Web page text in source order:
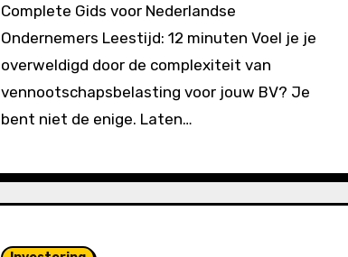
Complete Gids voor Nederlandse
Ondernemers Leestijd: 12 minuten Voel je je
overweldigd door de complexiteit van
vennootschapsbelasting voor jouw BV? Je
bent niet de enige. Laten…